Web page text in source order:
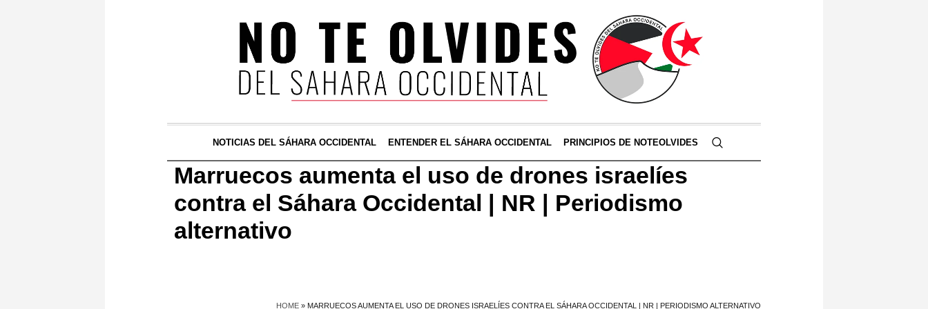
NOTICIAS DEL SÁHARA OCCIDENTAL ENTENDER EL SÁHARA OCCIDENTAL PRINCIPIOS DE NOTEOLVIDES
Marruecos aumenta el uso de drones israelíes
contra el Sáhara Occidental | NR | Periodismo
alternativo
HOME » MARRUECOS AUMENTA EL USO DE DRONES ISRAELÍES CONTRA EL SÁHARA OCCIDENTAL | NR | PERIODISMO ALTERNATIVO